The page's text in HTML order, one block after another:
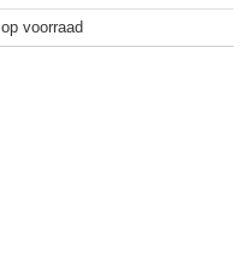
op voorraad